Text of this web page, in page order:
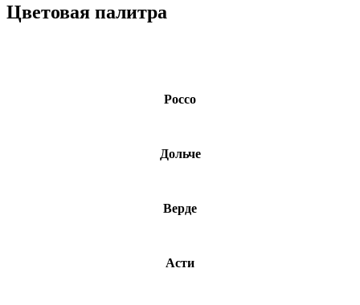
Цветовая палитра
Россо
Дольче
Верде
Асти